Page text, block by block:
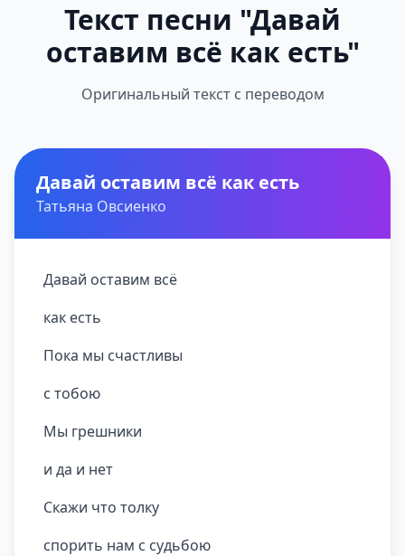
Текст песни "Давай
оставим всё как есть"
Оригинальный текст с переводом
Давай оставим всё как есть
Татьяна Овсиенко
Давай оставим всё
как есть
Пока мы счастливы
с тобою
Мы грешники
и да и нет
Скажи что толку
спорить нам с судьбою